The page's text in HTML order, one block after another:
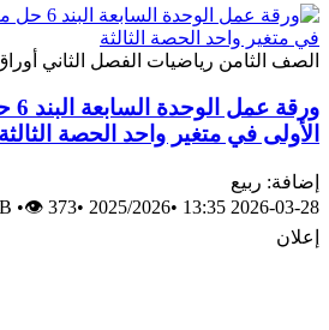
الصف الثامن رياضيات الفصل الثاني
الأولى في متغير واحد الحصة الثالثة
إضافة: ربيع
2026-03-28 13:35
•
2025/2026
•
•👁 373
إعلان